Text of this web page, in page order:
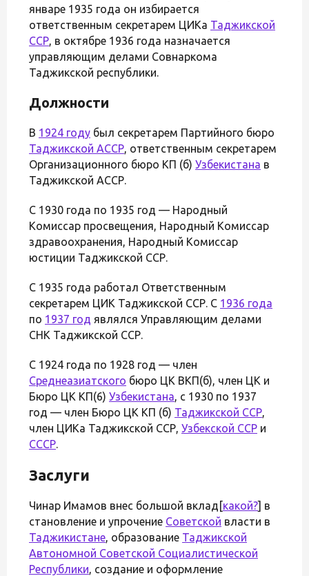
январе 1935 года он избирается
ответственным секретарем ЦИКа Таджикской
ССР, в октябре 1936 года назначается
управляющим делами Совнаркома
Таджикской республики.
Должности
В 1924 году был секретарем Партийного бюро
Таджикской АССР, ответственным секретарем
Организационного бюро КП (б) Узбекистана в
Таджикской АССР.
С 1930 года по 1935 год — Народный
Комиссар просвещения, Народный Комиссар
здравоохранения, Народный Комиссар
юстиции Таджикской ССР.
С 1935 года работал Ответственным
секретарем ЦИК Таджикской ССР. С 1936 года
по 1937 год являлся Управляющим делами
СНК Таджикской ССР.
С 1924 года по 1928 год — член
Среднеазиатского бюро ЦК ВКП(б), член ЦК и
Бюро ЦК КП(6) Узбекистана, с 1930 по 1937
год — член Бюро ЦК КП (б) Таджикской ССР,
член ЦИКа Таджикской ССР, Узбекской ССР и
СССР.
Заслуги
Чинар Имамов внес большой вклад[какой?] в
становление и упрочение Советской власти в
Таджикистане, образование Таджикской
Автономной Советской Социалистической
Республики, создание и оформление